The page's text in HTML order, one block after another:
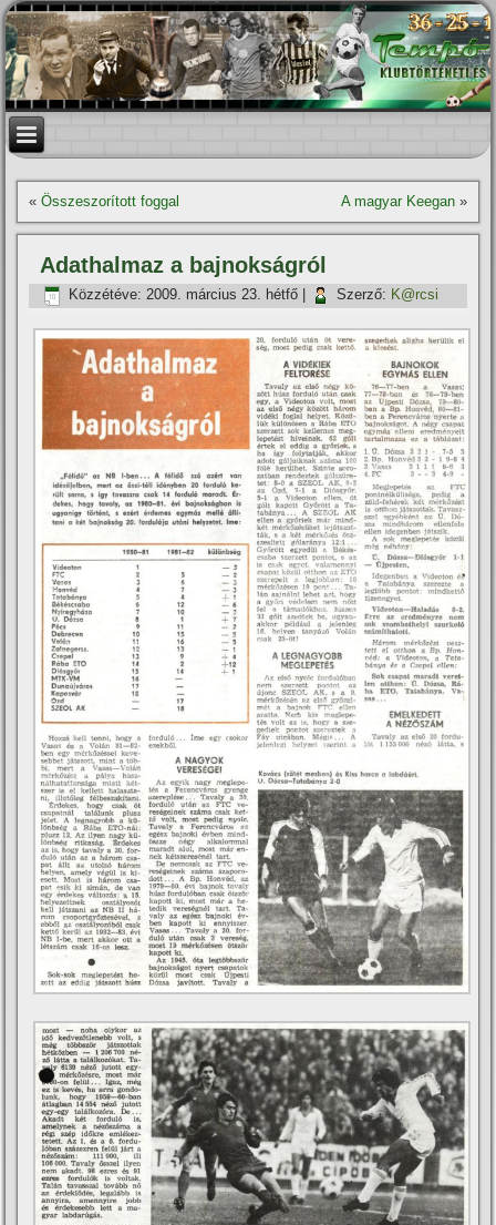
«Összeszorí­tott foggal A magyar Keegan»
Adathalmaz a bajnokságról
Közzétéve: 2009. március 23. hétfő Szerző: K@rcsi